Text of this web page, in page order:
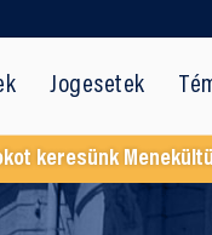
Jogesetek
keresünk